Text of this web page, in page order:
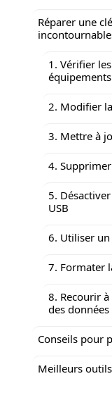
Réparer une
1. Vérifier
équipements
2. Modifier
3. Mettre à
4.
5.
USB
6. Utiliser
7. Formater
8. Recourir
des données
Conseils pour
Meilleurs